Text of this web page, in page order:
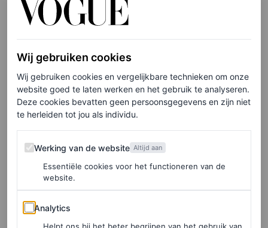
©PHIL OH
/31
Wij gebruiken cookies
Wij gebruiken cookies en vergelijkbare technieken om onze
website goed te laten werken en het gebruik te analyseren.
Deze cookies bevatten geen persoonsgegevens en zijn niet
te herleiden tot jou als individu.
Werking van de website
Werking van de website Altijd aan
Essentiële cookies voor het functioneren van de
website.
Analytics
Analytics